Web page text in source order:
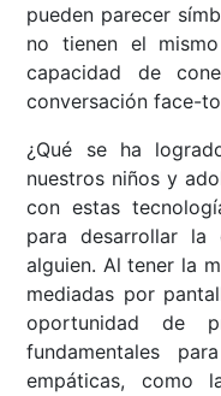
pueden parecer
no tienen el
capacidad de
conversación face-
¿Qué se ha
nuestros niños y
con estas
para desarrollar
alguien. Al tener la
mediadas por
oportunidad de
fundamentales
empáticas, como